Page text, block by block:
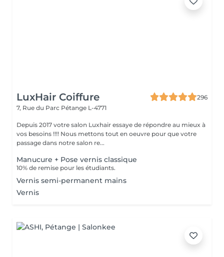
LuxHair Coiffure
296
7, Rue du Parc Pétange L-4771
Depuis 2017 votre salon Luxhair essaye de répondre au mieux à
vos besoins !!!! Nous mettons tout en oeuvre pour que votre
passage dans notre salon re...
Manucure + Pose vernis classique
10% de remise pour les étudiants.
Vernis semi-permanent mains
Vernis